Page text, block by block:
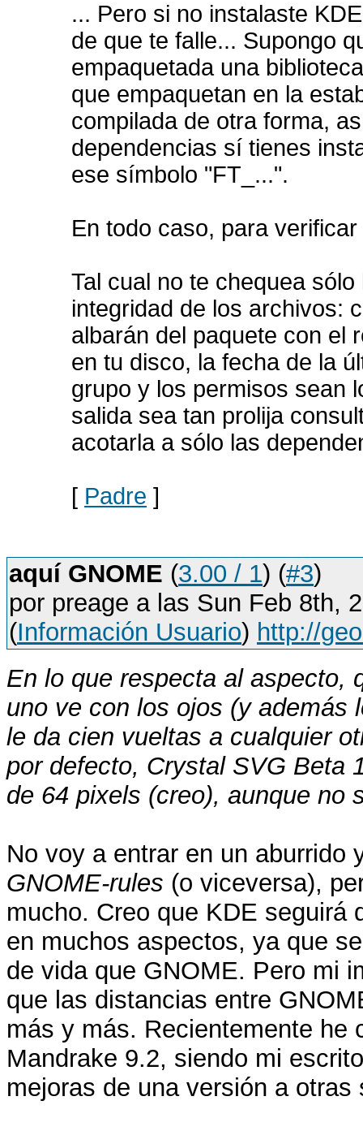
... Pero si no instalaste
de que te falle... Supongo
empaquetada una
que empaquetan en la
compilada de otra forma,
dependencias sí tienes
ese símbolo "FT_...".
En todo caso, para
Tal cual no te chequea
integridad de los archivos:
albarán del paquete con el
en tu disco, la fecha de la
grupo y los permisos sean
salida sea tan prolija
acotarla a sólo las
[ Padre ]
aquí GNOME (3.00 / 1) (#3)
por preage a las Sun Feb 8th,
(Información Usuario) http://
En lo que respecta al aspecto,
uno ve con los ojos (y además
le da cien vueltas a cualquier
por defecto, Crystal SVG Beta
de 64 pixels (creo), aunque no
No voy a entrar en un aburrido
GNOME-rules (o viceversa),
mucho. Creo que KDE seguirá
en muchos aspectos, ya que
de vida que GNOME. Pero mi
que las distancias entre
más y más. Recientemente he
Mandrake 9.2, siendo mi
mejoras de una versión a